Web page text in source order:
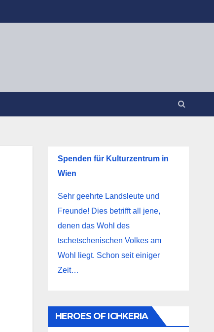
Spenden für Kulturzentrum in
Wien
Sehr geehrte Landsleute und
Freunde! Dies betrifft all jene,
denen das Wohl des
tschetschenischen Volkes am
Wohl liegt. Schon seit einiger
Zeit…
HEROES OF ICHKERIA